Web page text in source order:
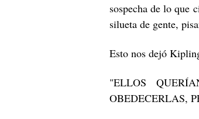
sospecha de lo que
silueta de gente,
Esto nos dejó
"ELLOS
OBEDECERLAS,